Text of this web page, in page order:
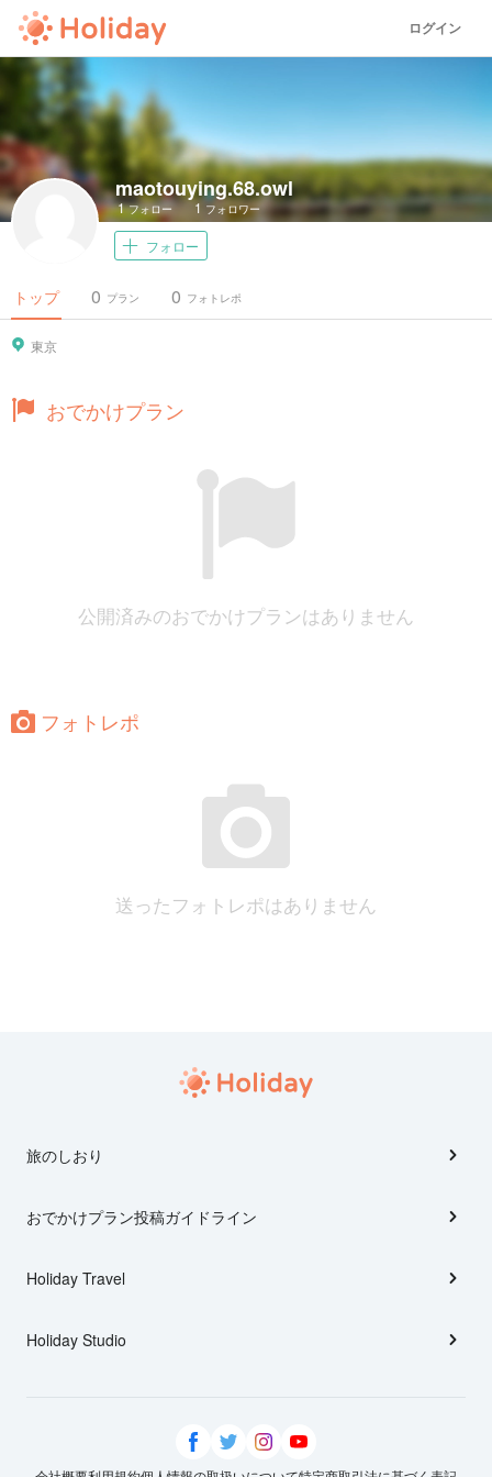
ログイン
maotouying.68.owl
1フォロー 1 フォロワー
フォロー
トップ プラン
0 フォトレポ
0
東京
おでかけプラン
公開済みのおでかけプランはありません
フォトレポ
送ったフォトレポはありません
旅のしおり
おでかけプラン投稿ガイドライン
Holiday Travel
Holiday Studio